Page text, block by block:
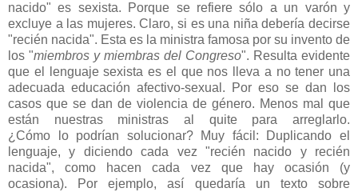
nacido" es sexista. Porque se refiere sólo a un varón y
excluye a las mujeres. Claro, si es una niña debería decirse
"recién nacida". Esta es la ministra famosa por su invento de
los "miembros y miembras del Congreso". Resulta evidente
que el lenguaje sexista es el que nos lleva a no tener una
adecuada educación afectivo-sexual. Por eso se dan los
casos que se dan de violencia de género. Menos mal que
están nuestras ministras al quite para arreglarlo.
¿Cómo lo podrían solucionar? Muy fácil: Duplicando el
lenguaje, y diciendo cada vez "recién nacido y recién
nacida", como hacen cada vez que hay ocasión (y
ocasiona). Por ejemplo, así quedaría un texto sobre